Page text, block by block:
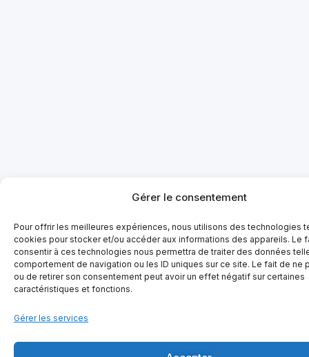
Gérer le consentement
Pour offrir les meilleures expériences, nous utilisons des technologies
cookies pour stocker et/ou accéder aux informations des appareils. Le
consentir à ces technologies nous permettra de traiter des données
comportement de navigation ou les ID uniques sur ce site. Le fait de ne
ou de retirer son consentement peut avoir un effet négatif sur certaines
caractéristiques et fonctions.
Gérer les services